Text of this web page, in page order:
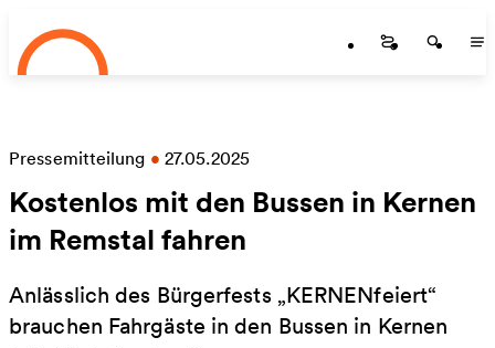
Zum Hauptinhalt springen
Startseite
Pressemitteilung • 27.05.2025
Kostenlos mit den Bussen in Kernen
im Remstal fahren
Anlässlich des Bürgerfests „KERNENfeiert“
brauchen Fahrgäste in den Bussen in Kernen